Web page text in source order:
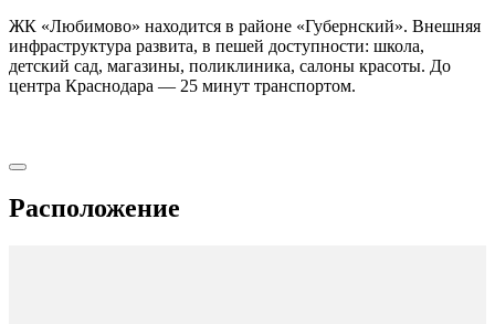
ЖК «Любимово» находится в районе «Губернский». Внешняя
инфраструктура развита, в пешей доступности: школа,
детский сад, магазины, поликлиника, салоны красоты. До
центра Краснодара — 25 минут транспортом.
Расположение